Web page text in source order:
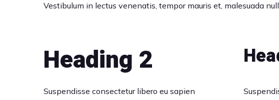
Vestibulum in lectus venenatis, tempor mauris et, malesuada
Heading 2
Suspendisse consectetur libero eu sapien